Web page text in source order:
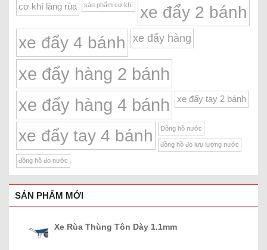
cơ khí làng rùa sản phẩm cơ khí
xe đẩy 2 bánh
xe đẩy 4 bánh
xe đẩy hàng
xe đẩy hàng 2 bánh
xe đẩy hàng 4 bánh xe đẩy tay 2 bánh
xe đẩy tay 4 bánh Đồng hồ nước
đồng hồ đo lưu lượng nước
đồng hồ đo nước
SẢN PHẨM MỚI
Xe Rùa Thùng Tôn Dày 1.1mm